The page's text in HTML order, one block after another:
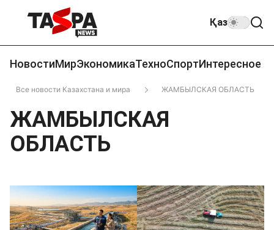
Қаз
НовостиМирЭкономикаТехноСпортИнтересное
Все новости Казахстана и мира ЖАМБЫЛСКАЯ ОБЛАСТЬ
ЖАМБЫЛСКАЯ
ОБЛАСТЬ